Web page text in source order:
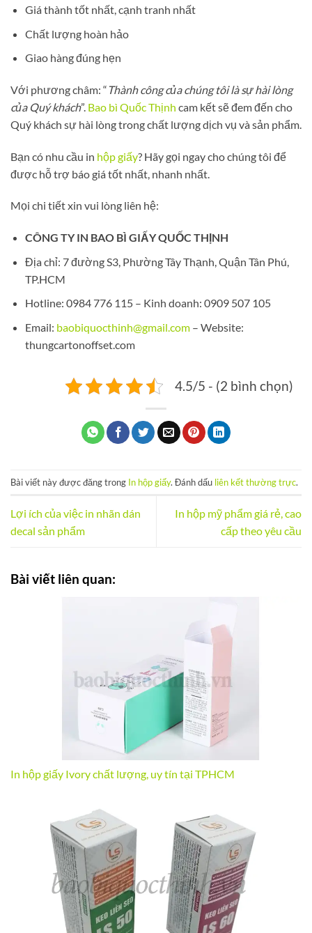
Giá thành tốt nhất, cạnh tranh nhất
Chất lượng hoàn hảo
Giao hàng đúng hẹn
Với phương châm: “ Thành công của chúng tôi là sự hài lòng
của Quý khách”. Bao bì Quốc Thịnh cam kết sẽ đem đến cho
Quý khách sự hài lòng trong chất lượng dịch vụ và sản phẩm.
Bạn có nhu cầu in hộp giấy? Hãy gọi ngay cho chúng tôi để
được hỗ trợ báo giá tốt nhất, nhanh nhất.
Mọi chi tiết xin vui lòng liên hệ:
CÔNG TY IN BAO BÌ GIẤY QUỐC THỊNH
Địa chỉ: 7 đường S3, Phường Tây Thạnh, Quận Tân Phú,
TP.HCM
Hotline: 0984 776 115 – Kinh doanh: 0909 507 105
Email: baobiquocthinh@gmail.com– Website:
thungcartonoffset.com
4.5/5 - (2 bình chọn)
Bài viết này được đăng trong In hộp giấy. Đánh dấu liên kết thường trực.
Lợi ích của việc in nhãn dán
decal sản phẩm
In hộp mỹ phẩm giá rẻ, cao
cấp theo yêu cầu
Bài viết liên quan:
In hộp giấy Ivory chất lượng, uy tín tại TPHCM